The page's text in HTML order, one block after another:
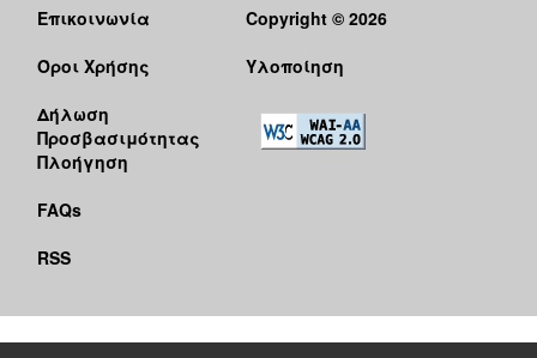
Επικοινωνία
Όροι Χρήσης
Δήλωση
Προσβασιμότητας
Πλοήγηση
FAQs
RSS
Copyright © 2026
Υλοποίηση